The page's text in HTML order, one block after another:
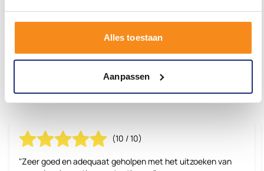
Alles toestaan
Aanpassen
reviews
(10 / 10)
"Zeer goed en adequaat geholpen met het uitzoeken van